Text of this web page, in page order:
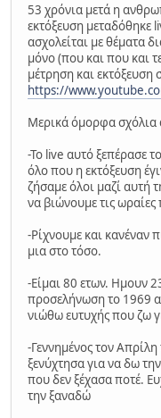
53 χρόνια μετά η
εκτόξευση μεταδόθηκε
ασχολείται με θέματα
μόνο (που και που και
μέτρηση και εκτόξευση
https://
Μερικά όμορφα σχόλια
-Το live αυτό ξεπέρασε
όλο που η εκτόξευση
ζήσαμε όλοι μαζί αυτή
να βιώνουμε τις
-Ρίχνουμε και κανέναν
μια στο τόσο.
-Είμαι 80 ετων. Ημουν
προσελήνωση το 1969
νιώθω ευτυχής που ζω
-Γεννημένος τον
ξενύχτησα για να δω
που δεν ξέχασα ποτέ.
την ξαναδώ